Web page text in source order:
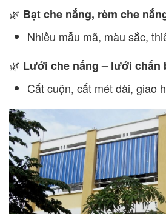
🌿 Bạt che nắng, rèm che
Nhiều mẫu mã, màu sắc,
🌿 Lưới che nắng – lưới chắn
Cắt cuộn, cắt mét dài, giao